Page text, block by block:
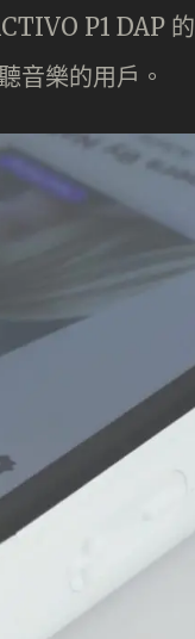
P1 DAP 的
音樂的用戶。